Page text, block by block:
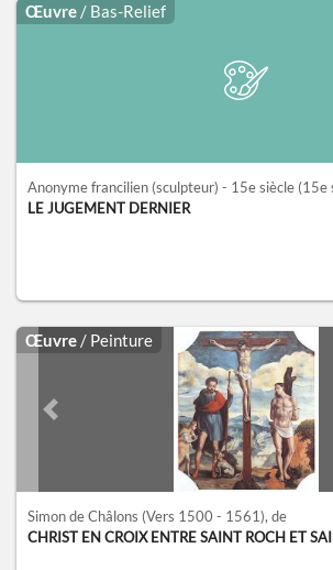
Œuvre / Bas-Relief
Anonyme francilien (sculpteur) - 15e siècle (15e
LE JUGEMENT DERNIER
Œuvre / Peinture
Previous slide
Simon de Châlons (Vers 1500 - 1561), de
CHRIST EN CROIX ENTRE SAINT ROCH ET